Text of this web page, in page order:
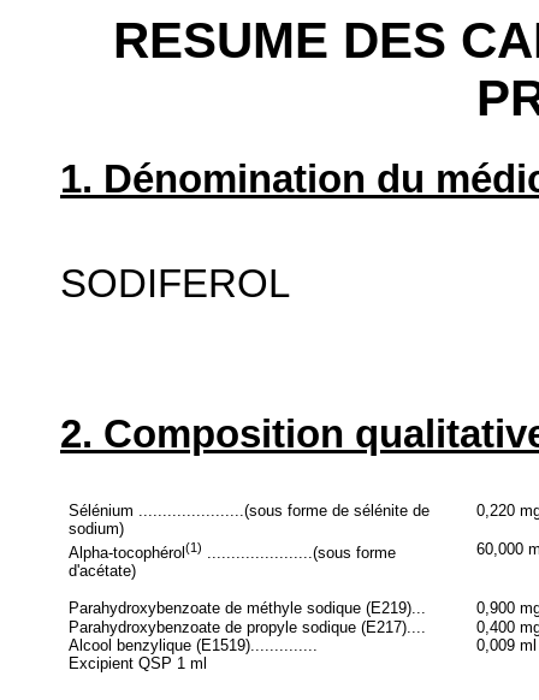
RESUME DES
1. Dénomination du
SODIFEROL
2. Composition
Sélénium ......................(sous forme de sélénite de
sodium)
0,220
Alpha-tocophérol(1) ......................(sous forme
d'acétate)
60,000
Parahydroxybenzoate de méthyle sodique (E219)...
0,900
Parahydroxybenzoate de propyle sodique (E217)....
0,400
Alcool benzylique (E1519)..............
0,009 ml
Excipient QSP 1 ml